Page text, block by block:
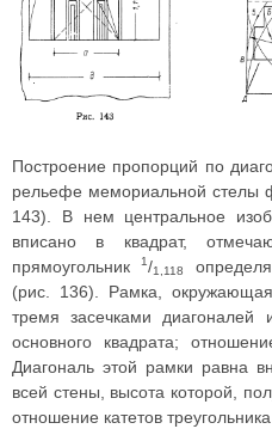
Построение пропорций по
рельефе мемориальной стелы
143). В нем центральное
вписано в квадрат,
прямоугольник1/1,118
(рис. 136). Рамка,
тремя засечками диагоналей
основного квадрата;
Диагональ этой рамки равна
всей стены, высота которой,
отношение катетов